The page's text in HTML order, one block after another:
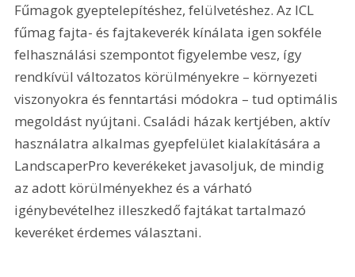
Fűmagok gyeptelepítéshez, felülvetéshez. Az ICL
fűmag fajta- és fajtakeverék kínálata igen sokféle
felhasználási szempontot figyelembe vesz, így
rendkívül változatos körülményekre – környezeti
viszonyokra és fenntartási módokra – tud optimális
megoldást nyújtani. Családi házak kertjében, aktív
használatra alkalmas gyepfelület kialakítására a
LandscaperPro keverékeket javasoljuk, de mindig
az adott körülményekhez és a várható
igénybevételhez illeszkedő fajtákat tartalmazó
keveréket érdemes választani.